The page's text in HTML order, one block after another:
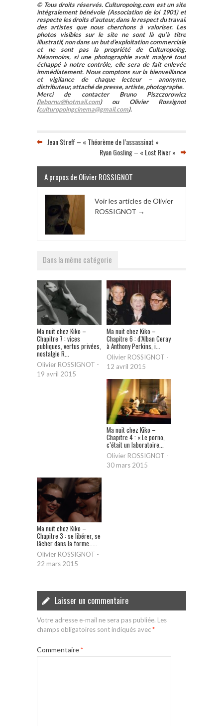
© Tous droits réservés. Culturopoing.com est un site
intégralement bénévole (Association de loi 1901) et
respecte les droits d’auteur, dans le respect du travail
des artistes que nous cherchons à valoriser. Les
photos visibles sur le site ne sont là qu’à titre
illustratif, non dans un but d’exploitation commerciale
et ne sont pas la propriété de Culturopoing.
Néanmoins, si une photographie avait malgré tout
échappé à notre contrôle, elle sera de fait enlevée
immédiatement. Nous comptons sur la bienveillance
et vigilance de chaque lecteur – anonyme,
distributeur, attaché de presse, artiste, photographe.
Merci de contacter Bruno Piszczorowicz
(lebornu@hotmail.com) ou Olivier Rossignot
(culturopoingcinema@gmail.com).
Jean Streff – « Théorème de l’assassinat »
Ryan Gosling – « Lost River »
A propos de Olivier ROSSIGNOT
Voir les articles de Olivier
ROSSIGNOT →
Dans la même catégorie
Ma nuit chez Kiko –
Chapitre 7 : vices
publiques, vertus privées,
nostalgie R...
Olivier ROSSIGNOT -
19 avril 2015
Ma nuit chez Kiko –
Chapitre 6 : d’Alban Ceray
à Anthony Perkins, i...
Olivier ROSSIGNOT -
12 avril 2015
Ma nuit chez Kiko –
Chapitre 4 : « Le porno,
c’était un laboratoire...
Olivier ROSSIGNOT -
30 mars 2015
Ma nuit chez Kiko –
Chapitre 3 : se libérer, se
lâcher dans la forme…...
Olivier ROSSIGNOT -
22 mars 2015
Laisser un commentaire
Votre adresse e-mail ne sera pas publiée. Les
champs obligatoires sont indiqués avec*
Commentaire*